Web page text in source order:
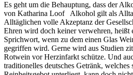
Es geht um die Behauptung, dass der
von Katharina Loof Alkohol gilt als
Alltäglichen volle Akzeptanz der
Ehren wird doch keiner verwehren, heißt
Sprichwort, wenn zu dem einen Glas
gegriffen wird. Gerne wird aus Studien
Rotwein vor Herzinfarkt schütze. Und
traditionelles deutsches Getränk, welches